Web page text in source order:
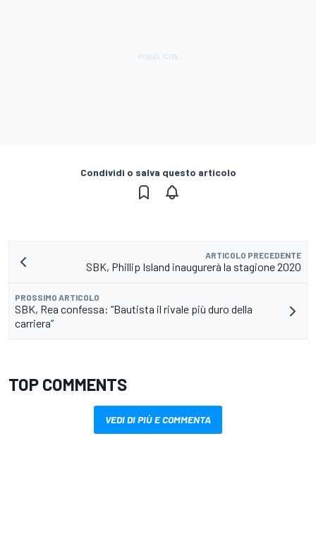
Condividi o salva questo articolo
ARTICOLO PRECEDENTE
SBK, Phillip Island inaugurerà la stagione 2020
PROSSIMO ARTICOLO
SBK, Rea confessa: “Bautista il rivale più duro della
carriera”
TOP COMMENTS
VEDI DI PIÙ E COMMENTA